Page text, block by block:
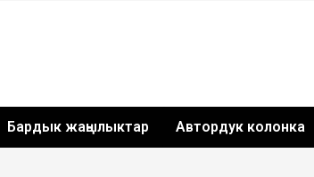
Бардык жаңылыктар Автордук колонка